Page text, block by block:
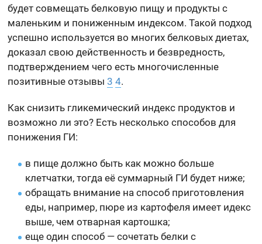
будет совмещать белковую пищу и продукты с
маленьким и пониженным индексом. Такой подход
успешно используется во многих белковых диетах,
доказал свою действенность и безвредность,
подтверждением чего есть многочисленные
позитивные отзывы 3 4.
Как снизить гликемический индекс продуктов и
возможно ли это? Есть несколько способов для
понижения ГИ:
в пище должно быть как можно больше
клетчатки, тогда её суммарный ГИ будет ниже;
обращать внимание на способ приготовления
еды, например, пюре из картофеля имеет идекс
выше, чем отварная картошка;
еще один способ — сочетать белки с